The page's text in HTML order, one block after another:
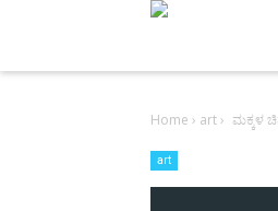
Home › art› ಮಕ್ಕಳ
art